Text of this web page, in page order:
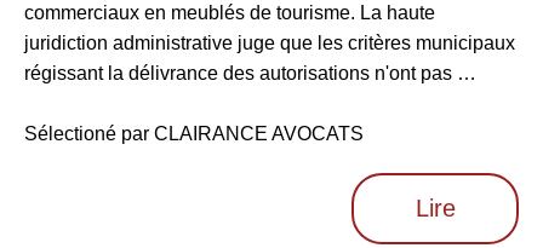
commerciaux en meublés de tourisme. La haute
juridiction administrative juge que les critères municipaux
régissant la délivrance des autorisations n'ont pas …
Sélectioné par CLAIRANCE AVOCATS
Lire